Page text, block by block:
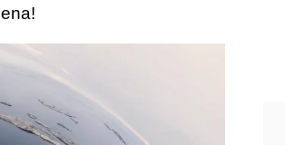
Madrid con un